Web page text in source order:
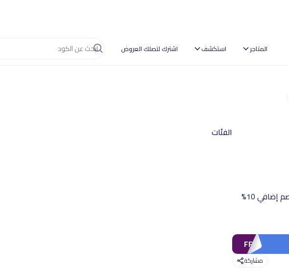
المتاجر استكشف اشترك لتصلك العروض
FF1
مشاركة
الفئات